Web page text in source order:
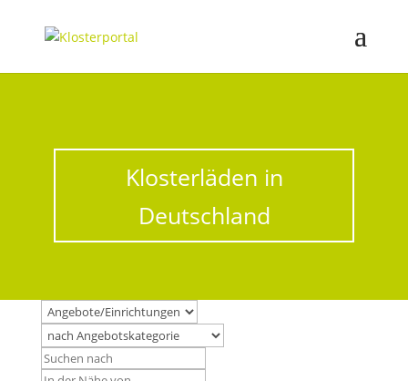
Klosterläden in
Deutschland